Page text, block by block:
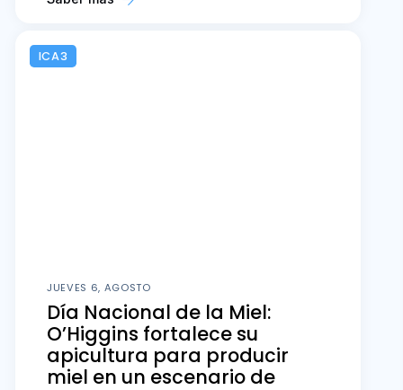
ICA3
JUEVES 6, AGOSTO
Día Nacional de la Miel:
O’Higgins fortalece su
apicultura para producir
miel en un escenario de